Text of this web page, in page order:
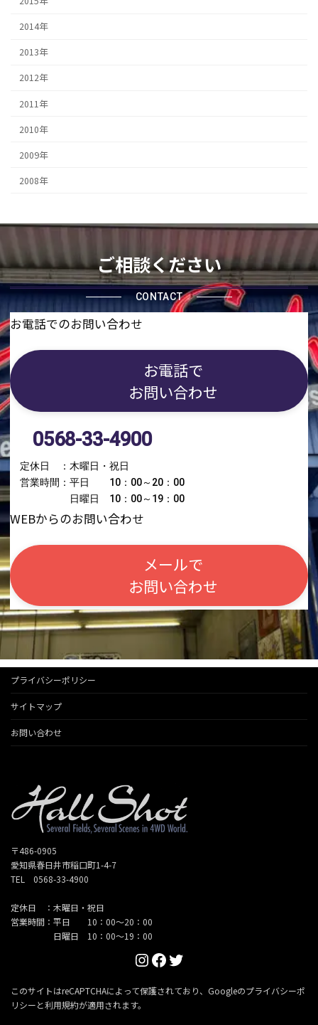
2014年
2013年
2012年
2011年
2010年
2009年
2008年
ご相談ください
CONTACT
お電話でのお問い合わせ
お電話で
お問い合わせ
0568-33-4900
定休日 ：木曜日・祝日
営業時間：平日 10：00～20：00
日曜日 10：00～19：00
WEBからのお問い合わせ
メールで
お問い合わせ
プライバシーポリシー
サイトマップ
お問い合わせ
〒486-0905
愛知県春日井市稲口町1-4-7
TEL 0568-33-4900
定休日 ：木曜日・祝日
営業時間：平日 10：00～20：00
日曜日 10：00～19：00
Instagram
Facebook
Twitter
このサイトはreCAPTCHAによって保護されており、Googleのプライバシーポ
リシーと利用規約が適用されます。